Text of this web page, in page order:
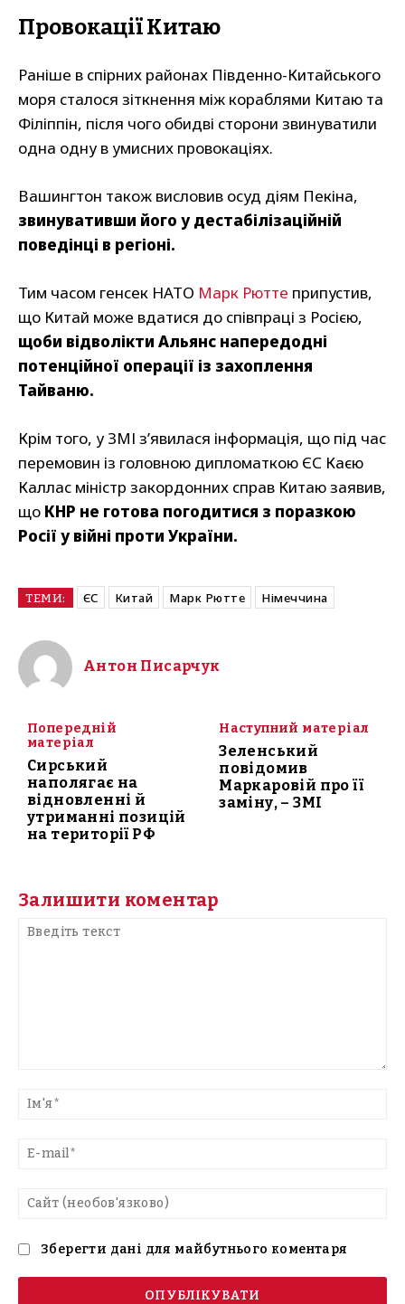
Провокації Китаю
Раніше в спірних районах Південно-Китайського
моря сталося зіткнення між кораблями Китаю та
Філіппін, після чого обидві сторони звинуватили
одна одну в умисних провокаціях.
Вашингтон також висловив осуд діям Пекіна,
звинувативши його у дестабілізаційній
поведінці в регіоні.
Тим часом генсек НАТО Марк Рютте припустив,
що Китай може вдатися до співпраці з Росією,
щоби відволікти Альянс напередодні
потенційної операції із захоплення
Тайваню.
Крім того, у ЗМІ з’явилася інформація, що під час
перемовин із головною дипломаткою ЄС Каєю
Каллас міністр закордонних справ Китаю заявив,
що КНР не готова погодитися з поразкою
Росії у війні проти України.
ТЕМИ: ЄС Китай Марк Рютте Німеччина
Антон Писарчук
Попередній
матеріал
Сирський
наполягає на
відновленні й
утриманні позицій
на території РФ
Наступний матеріал
Зеленський
повідомив
Маркаровій про її
заміну, – ЗМІ
Залишити коментар
текст
Зберегти дані для майбутнього коментаря